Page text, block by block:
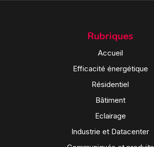
Rubriques
Accueil
Efficacité énergétique
Résidentiel
Bâtiment
Eclairage
Industrie et Datacenter